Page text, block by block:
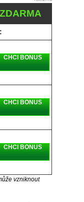
ZDARMA
CHCI BONUS
CHCI BONUS
CHCI BONUS
vzniknout